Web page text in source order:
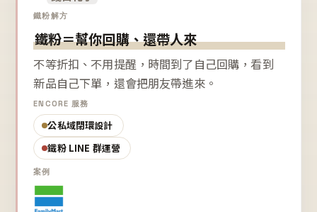
鐵粉解方
鐵粉＝幫你回購、還帶人來
不等折扣、不用提醒，時間到了自己回購，看到
新品自己下單，還會把朋友帶進來。
ENCORE 服務
公私域閉環設計
鐵粉 LINE 群運營
案例